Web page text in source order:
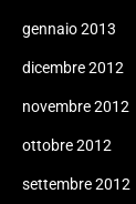
gennaio 2013
dicembre 2012
novembre 2012
ottobre 2012
settembre 2012